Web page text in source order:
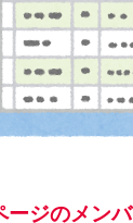
ジのメン